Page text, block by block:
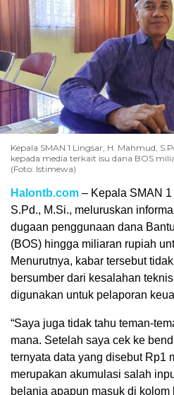
Kepala SMAN 1 Lingsar, H. Mahmud,
kepada media terkait isu dana BOS
(Foto: Istimewa)
Halontb.com – Kepala SMAN
S.Pd., M.Si., meluruskan
dugaan penggunaan dana
(BOS) hingga miliaran rupiah
Menurutnya, kabar tersebut
bersumber dari kesalahan
digunakan untuk pelaporan
“Saya juga tidak tahu teman-
mana. Setelah saya cek ke
ternyata data yang disebut Rp1
merupakan akumulasi salah
belanja apapun masuk di kolom